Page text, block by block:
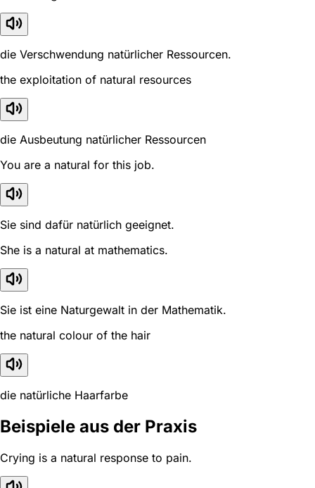
die Verschwendung natürlicher Ressourcen.
the exploitation of natural resources
die Ausbeutung natürlicher Ressourcen
You are a natural for this job.
Sie sind dafür natürlich geeignet.
She is a natural at mathematics.
Sie ist eine Naturgewalt in der Mathematik.
the natural colour of the hair
die natürliche Haarfarbe
Beispiele aus der Praxis
Crying is a natural response to pain.